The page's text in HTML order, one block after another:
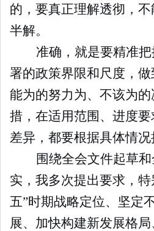
的，要真正理解透彻，
半解。
准确，就是要精准
署的政策界限和尺度，做
能为的努力为、不该为
措，在适用范围、进度
差异，都要根据具体情况
围绕全会文件起草
实，我多次提出要求，
五”时期战略定位、坚定
展、加快构建新发展格